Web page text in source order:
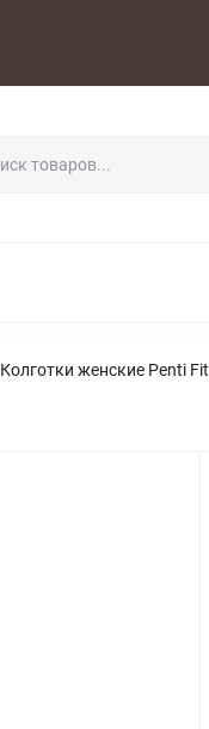
Колготки женские Penti